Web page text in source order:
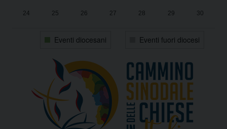
24 25 26 27 28 29 30
Eventi diocesani Eventi fuori diocesi